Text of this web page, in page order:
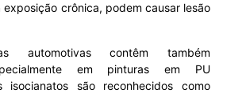
exposição crônica, podem causar lesão
automotivas contêm também
em pinturas em PU
isocianatos são reconhecidos como